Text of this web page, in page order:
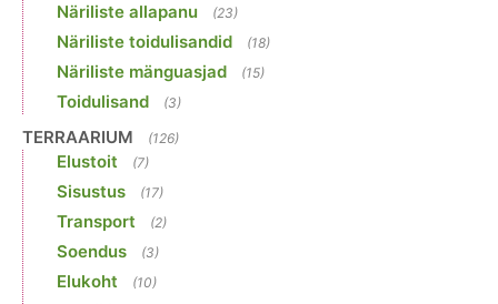
Näriliste allapanu (23)
Näriliste toidulisandid (18)
Näriliste mänguasjad (15)
Toidulisand (3)
TERRAARIUM (126)
Elustoit (7)
Sisustus (17)
Transport (2)
Soendus (3)
Elukoht (10)